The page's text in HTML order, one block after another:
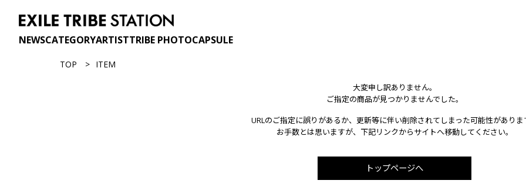
NEWSCATEGORYARTISTTRIBE PHOTOCAPSULE
TOP ITEM
大変申し訳ありません。
ご指定の商品が見つかりませんでした。
URLのご指定に誤りがあるか、更新等に伴い削除されてしまった可能性がありま
お手数とは思いますが、下記リンクからサイトへ移動してください。
トップページへ